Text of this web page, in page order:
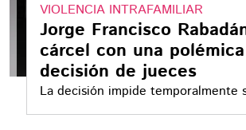
VIOLENCIA INTRAFAMILIAR
Jorge Francisco
cárcel con una polémica
decisión de jueces
La decisión impide temporalmente
y desató críticas e indignación en